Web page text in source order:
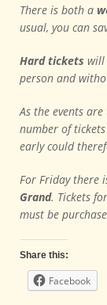
There is both a
usual, you can
Hard tickets will
person and
As the events
number of
early could
For Friday there
Grand. Tickets
must be
Share this:
Facebook